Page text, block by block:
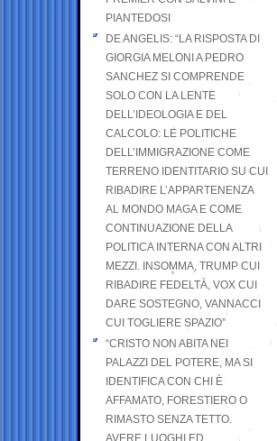
PIANTEDOSI
DE ANGELIS: “LA RISPOSTA DI
GIORGIA MELONI A PEDRO
SANCHEZ SI COMPRENDE
SOLO CON LA LENTE
DELL’IDEOLOGIA E DEL
CALCOLO: LE POLITICHE
DELL’IMMIGRAZIONE COME
TERRENO IDENTITARIO SU CUI
RIBADIRE L’APPARTENENZA
AL MONDO MAGA E COME
CONTINUAZIONE DELLA
POLITICA INTERNA CON ALTRI
MEZZI. INSOMMA, TRUMP CUI
RIBADIRE FEDELTÀ, VOX CUI
DARE SOSTEGNO, VANNACCI
CUI TOGLIERE SPAZIO”
“CRISTO NON ABITA NEI
PALAZZI DEL POTERE, MA SI
IDENTIFICA CON CHI È
AFFAMATO, FORESTIERO O
RIMASTO SENZA TETTO.
AVERE LUOGHI ED